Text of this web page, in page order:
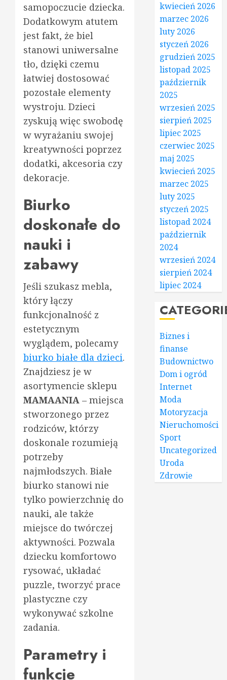
samopoczucie dziecka.
Dodatkowym atutem
jest fakt, że biel
stanowi uniwersalne
tło, dzięki czemu
łatwiej dostosować
pozostałe elementy
wystroju. Dzieci
zyskują więc swobodę
w wyrażaniu swojej
kreatywności poprzez
dodatki, akcesoria czy
dekoracje.
Biurko
doskonałe do
nauki i
zabawy
Jeśli szukasz mebla,
który łączy
funkcjonalność z
estetycznym
wyglądem, polecamy
biurko białe dla dzieci.
Znajdziesz je w
asortymencie sklepu
MAMAANIA – miejsca
stworzonego przez
rodziców, którzy
doskonale rozumieją
potrzeby
najmłodszych. Białe
biurko stanowi nie
tylko powierzchnię do
nauki, ale także
miejsce do twórczej
aktywności. Pozwala
dziecku komfortowo
rysować, układać
puzzle, tworzyć prace
plastyczne czy
wykonywać szkolne
zadania.
Parametry i
funkcje
kwiecień 2026
marzec 2026
luty 2026
styczeń 2026
grudzień 2025
listopad 2025
październik
2025
wrzesień 2025
sierpień 2025
lipiec 2025
czerwiec 2025
maj 2025
kwiecień 2025
marzec 2025
luty 2025
styczeń 2025
listopad 2024
październik
2024
wrzesień 2024
sierpień 2024
lipiec 2024
Biznes i
finanse
Budownictwo
Dom i ogród
Internet
Moda
Motoryzacja
Nieruchomości
Sport
Uncategorized
Uroda
Zdrowie